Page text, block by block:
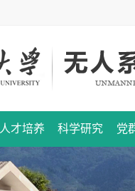
人才培养 科学研究 党